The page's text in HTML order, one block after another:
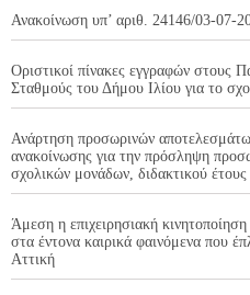
Ανακοίνωση υπ’ αριθ. 24146/03-07-
Οριστικοί πίνακες εγγραφών στους
Σταθμούς του Δήμου Ιλίου για το
Ανάρτηση προσωρινών
ανακοίνωσης για την πρόσληψη
σχολικών μονάδων, διδακτικού
Άμεση η επιχειρησιακή
στα έντονα καιρικά φαινόμενα που
Αττική